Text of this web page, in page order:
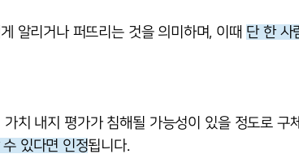
알리거나 퍼뜨리는 것을 의미하며, 이때 단 한 사
치 내지 평가가 침해될 가능성이 있을 정도로 구
있다면 인정됩니다.